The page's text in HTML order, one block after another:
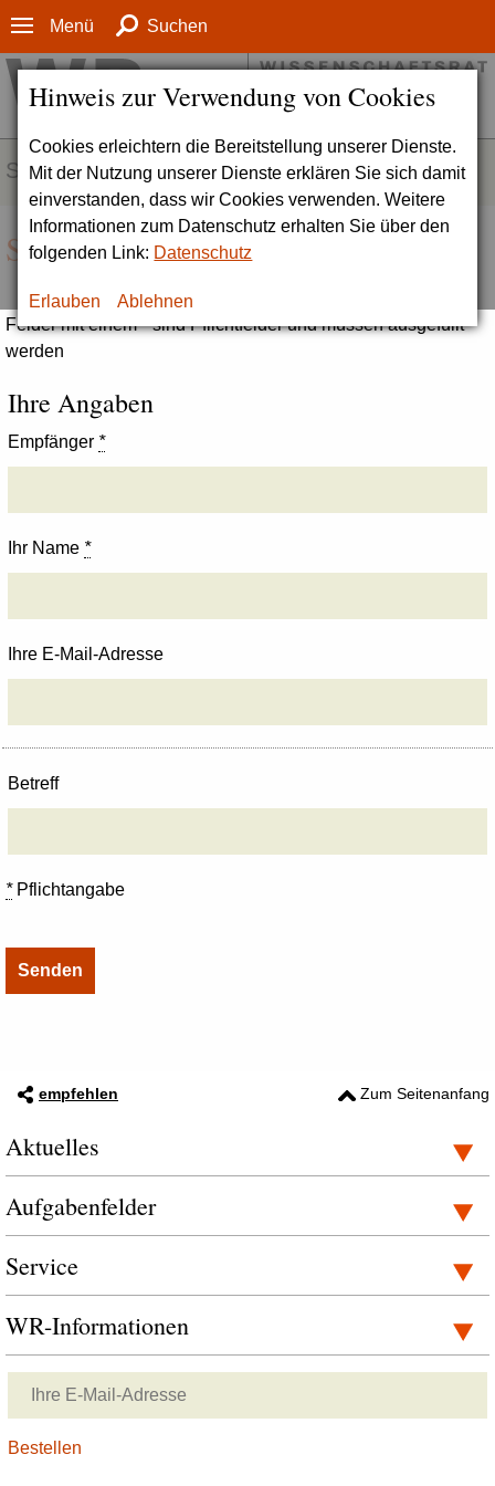
Hinweis zur Verwendung von Cookies
Cookies erleichtern die Bereitstellung unserer Dienste.
Mit der Nutzung unserer Dienste erklären Sie sich damit
einverstanden, dass wir Cookies verwenden. Weitere
Informationen zum Datenschutz erhalten Sie über den
folgenden Link: Datenschutz
Erlauben Ablehnen
Menü Suchen
SERVICE
Seite empfehlen
Felder mit einem * sind Pflichtfelder und müssen ausgefüllt
werden
Ihre Angaben
Empfänger *
Ihr Name *
Ihre E-Mail-Adresse
Betreff
*Pflichtangabe
empfehlen Zum Seitenanfang
Aktuelles
Aufgabenfelder
Service
WR-Informationen